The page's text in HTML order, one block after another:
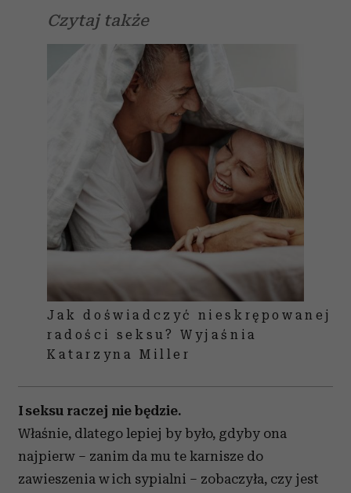
Czytaj także
Jak doświadczyć nieskrępowanej
radości seksu? Wyjaśnia
Katarzyna Miller
I seksu raczej nie będzie.
Właśnie, dlatego lepiej by było, gdyby ona
najpierw – zanim da mu te karnisze do
zawieszenia w ich sypialni – zobaczyła, czy jest